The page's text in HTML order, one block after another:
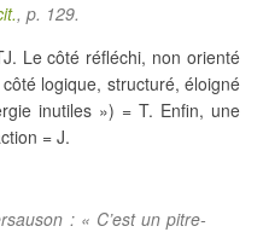
, p. 129.
Le côté réfléchi, non orienté
logique, structuré, éloigné
inutiles ») = T. Enfin, une
= J.
: « C’est un pitre-